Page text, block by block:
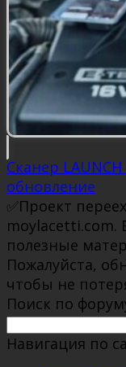
Сканер
обновление
✅Проект
moylacetti.com.
полезные
Пожалуйста,
чтобы не
Поиск по
Поиск:
Навигация по